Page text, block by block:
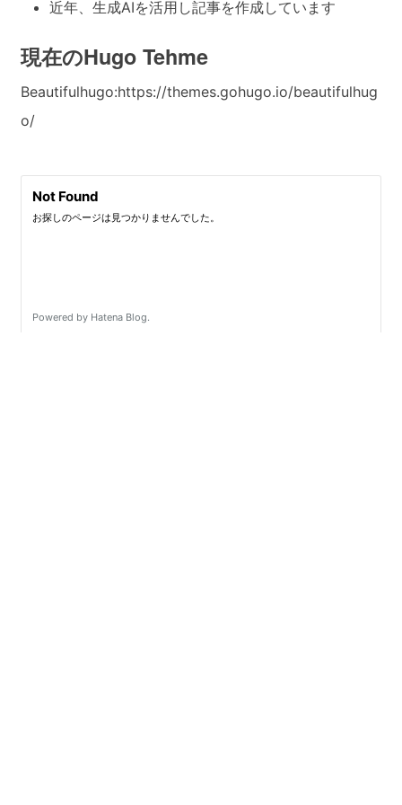
近年、生成AIを活用し記事を作成しています
現在のHugo Tehme
Beautifulhugo:https://themes.gohugo.io/beautifulhug
o/